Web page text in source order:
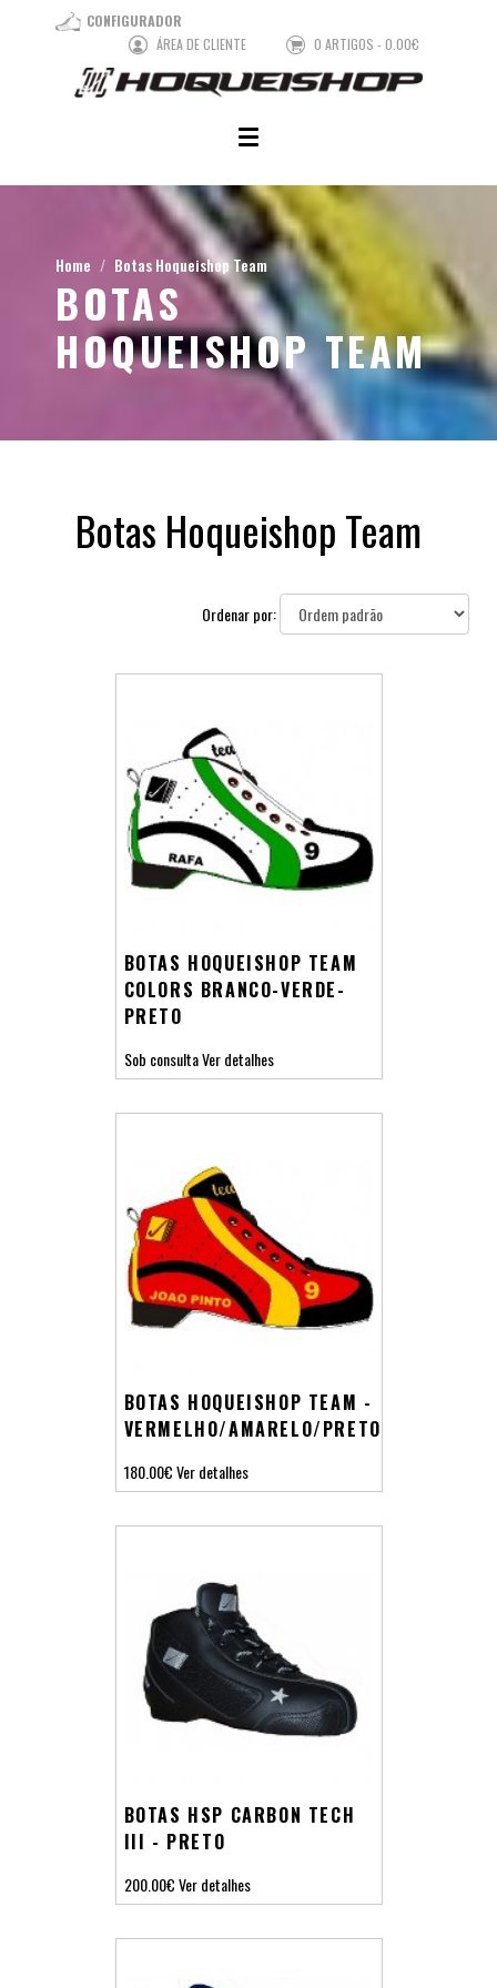
CONFIGURADOR
ÁREA DE CLIENTE
0 ARTIGOS - 0.00€
Home Botas Hoqueishop Team
BOTAS
HOQUEISHOP TEAM
Botas Hoqueishop Team
Ordenar por:
BOTAS HOQUEISHOP TEAM
COLORS BRANCO-VERDE-
PRETO
Sob consultaVer detalhes
BOTAS HOQUEISHOP TEAM -
VERMELHO/AMARELO/PRETO
180.00€Ver detalhes
BOTAS HSP CARBON TECH
III - PRETO
200.00€Ver detalhes